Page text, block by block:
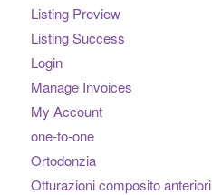
Listing Preview
Listing Success
Login
Manage Invoices
My Account
one-to-one
Ortodonzia
Otturazioni composito anteriori